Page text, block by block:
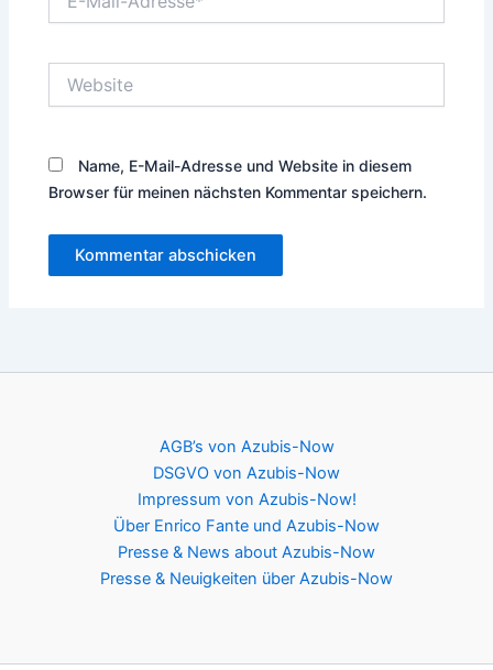
Mail-
Name, E-Mail-Adresse und Website in diesem
Browser für meinen nächsten Kommentar speichern.
AGB’s von Azubis-Now
DSGVO von Azubis-Now
Impressum von Azubis-Now!
Über Enrico Fante und Azubis-Now
Presse & News about Azubis-Now
Presse & Neuigkeiten über Azubis-Now